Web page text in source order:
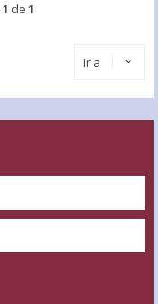
1 de 1
Ir a